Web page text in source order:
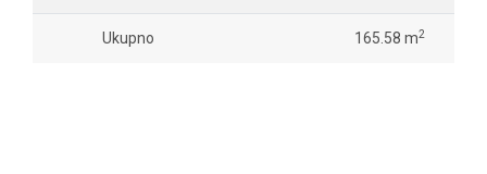
Ukupno 165.58 m2